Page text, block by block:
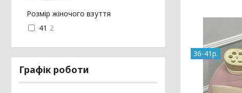
36-41р.
Розмір жіночого взуття
41 2
Графік роботи